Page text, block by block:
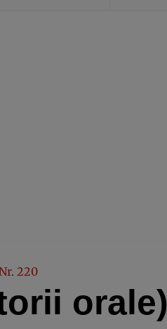
220
orale)